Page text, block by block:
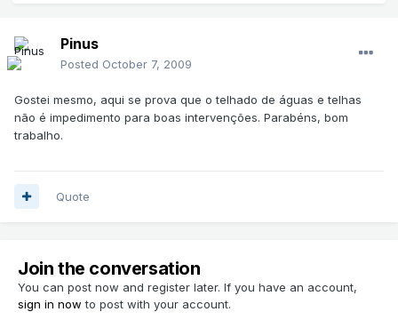
Pinus
Posted October 7, 2009
Gostei mesmo, aqui se prova que o telhado de águas e telhas
não é impedimento para boas intervenções. Parabéns, bom
trabalho.
Quote
Join the conversation
You can post now and register later. If you have an account,
sign in now to post with your account.